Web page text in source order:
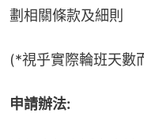
劃相關條款及細則
(*視乎實際輪班天數
申請辦法: